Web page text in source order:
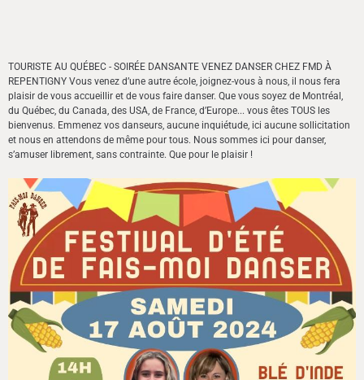
TOURISTE AU QUÉBEC - SOIRÉE DANSANTE VENEZ DANSER CHEZ FMD À
REPENTIGNY Vous venez d’une autre école, joignez-vous à nous, il nous fera
plaisir de vous accueillir et de vous faire danser. Que vous soyez de Montréal,
du Québec, du Canada, des USA, de France, d’Europe... vous êtes TOUS les
bienvenus. Emmenez vos danseurs, aucune inquiétude, ici aucune sollicitation
et nous en attendons de même pour tous. Nous sommes ici pour danser,
s’amuser librement, sans contrainte. Que pour le plaisir !